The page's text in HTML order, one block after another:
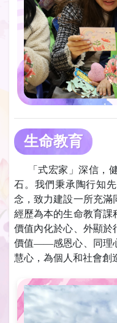
生命教育
「式宏家」深信，
石。我們秉承陶行知
念，致力建設一所充滿
經歷為本的生命教育課
價值內化於心、外顯於
價值——感恩心、同理
慧心，為個人和社會創